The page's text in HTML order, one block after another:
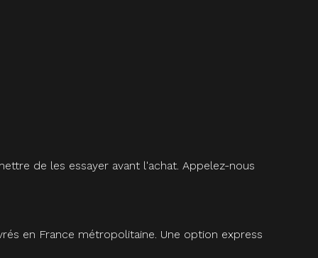
de les essayer avant l'achat. Appelez-nous
en France métropolitaine. Une option express